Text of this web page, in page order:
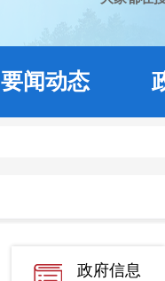
要闻动态
政府信息